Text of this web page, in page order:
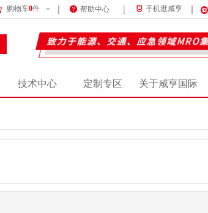
购物车0件 帮助中心 手机逛咸亨
技术中心 定制专区 关于咸亨国际